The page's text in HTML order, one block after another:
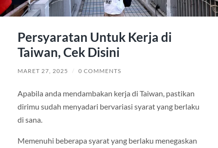
Persyaratan Untuk Kerja di
Taiwan, Cek Disini
MARET 27, 2025 / 0 COMMENTS
Apabila anda mendambakan kerja di Taiwan, pastikan
dirimu sudah menyadari bervariasi syarat yang berlaku
di sana.
Memenuhi beberapa syarat yang berlaku menegaskan